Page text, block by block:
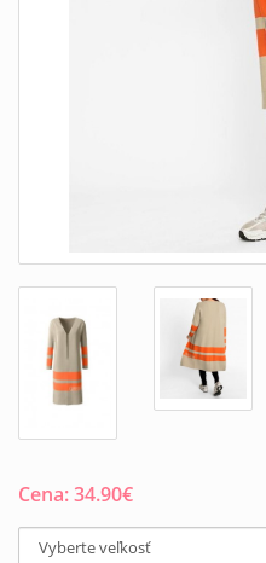
Cena:34.90€